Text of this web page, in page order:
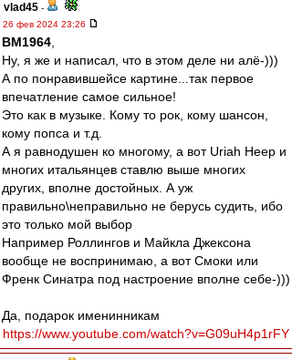
vlad45 -
26 фев 2024 23:26
BM1964
Ну, я же и написал, что в этом деле ни алё-)))
А по понравившейсе картине...так первое
впечатление самое сильное!
Это как в музыке. Кому то рок, кому шансон,
кому попса и т.д.
А я равнодушен ко многому, а вот Uriah Heep и
многих итальянцев ставлю выше многих
других, вполне достойных. А уж
правильно\неправильно не берусь судить, ибо
это только мой выбор
Например Роллингов и Майкла Джексона
вообще не воспринимаю, а вот Смоки или
Френк Синатра под настроение вполне себе-)))
Да, подарок именинникам
https://www.youtube.com/watch?v=G09uH4p1rFY